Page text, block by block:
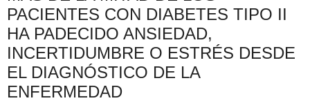
PACIENTES CON DIABETES TIPO II
HA PADECIDO ANSIEDAD,
INCERTIDUMBRE O ESTRÉS DESDE
EL DIAGNÓSTICO DE LA
ENFERMEDAD